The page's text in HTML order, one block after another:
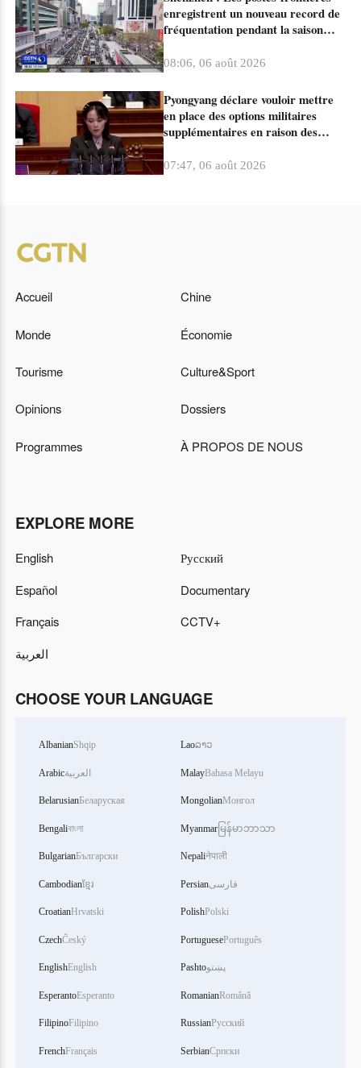
enregistrent un nouveau record de
fréquentation pendant la saison
08:06, 06 août 2026
Pyongyang déclare vouloir mettre
en place des options militaires
supplémentaires en raison des
07:47, 06 août 2026
Accueil Chine
Monde Économie
Tourisme Culture&Sport
Opinions Dossiers
Programmes À PROPOS DE NOUS
EXPLORE MORE
English
Español
Français
العربية
Русский
Documentary
CCTV+
CHOOSE YOUR LANGUAGE
AlbanianShqip
Arabicالعربية
BelarusianБеларуская
Bengaliবাংলা
BulgarianБългарски
Cambodianខ្មែរ
CroatianHrvatski
CzechČeský
EnglishEnglish
EsperantoEsperanto
FilipinoFilipino
FrenchFrançais
Laoລາວ
MalayBahasa Melayu
MongolianМонгол
Myanmar မြန်မာဘာသာ
Nepaliनेपाली
Persianفارسی
PolishPolski
PortuguesePortuguês
Pashtoپښتو
RomanianRomână
RussianРусский
SerbianСрпски